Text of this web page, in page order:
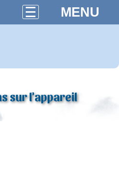
MENU
sur l'appareil